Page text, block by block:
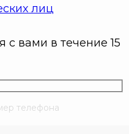
лиц
вами в течение 15
телефона